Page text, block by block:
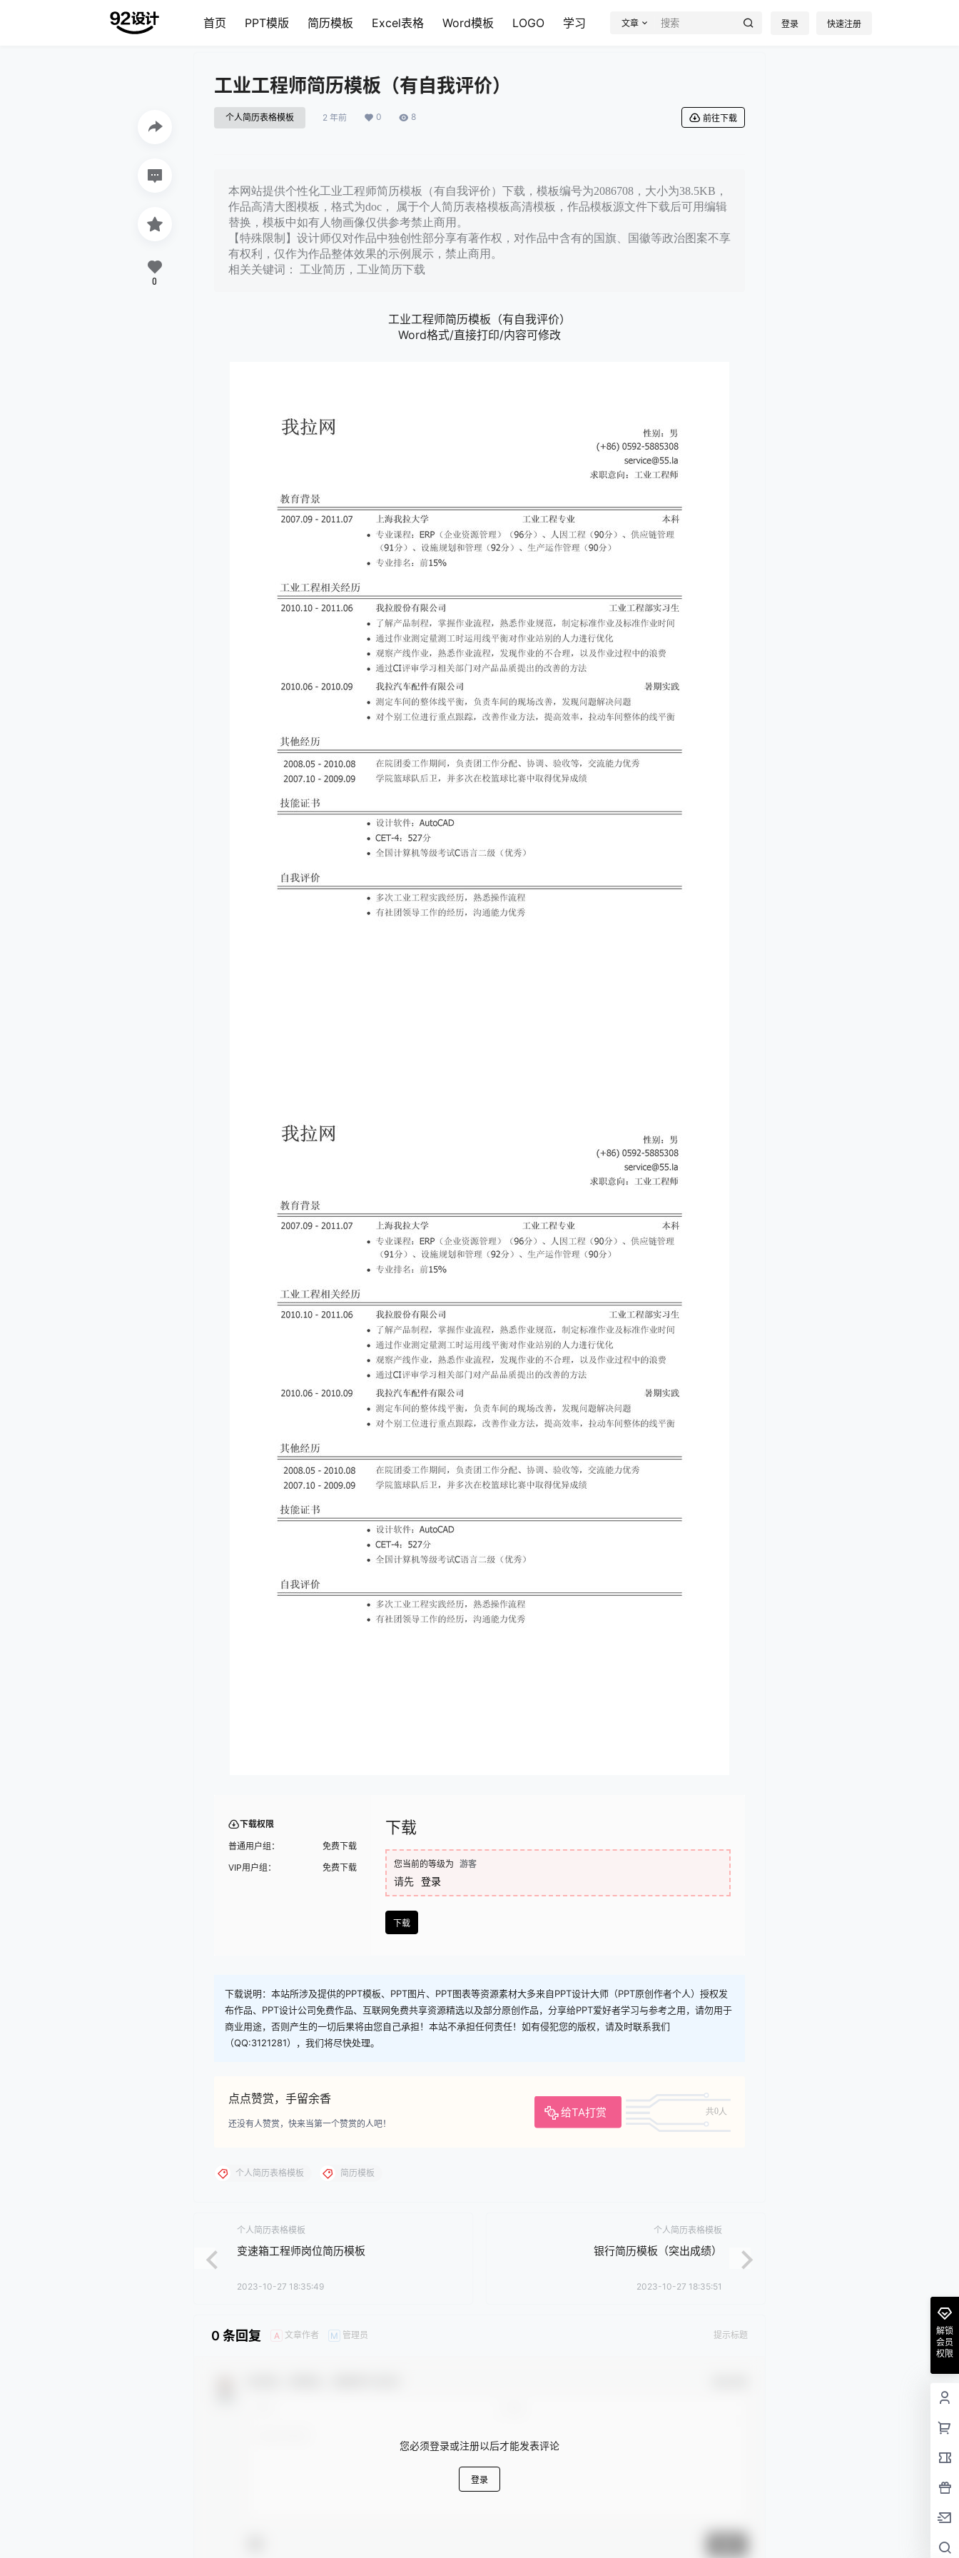
首页 PPT模版 简历模板 Excel表格 Word模板 LOGO 学习 文章 登录 快速注册
工业工程师简历模板（有自我评价）
个人简历表格模板 2 年前 0 8 前往下载
本网站提供个性化工业工程师简历模板（有自我评价）下载，模板编号为2086708，大小为38.5KB，
作品高清大图模板，格式为doc， 属于个人简历表格模板高清模板，作品模板源文件下载后可用编辑
替换，模板中如有人物画像仅供参考禁止商用。
【特殊限制】设计师仅对作品中独创性部分享有著作权，对作品中含有的国旗、国徽等政治图案不享
有权利，仅作为作品整体效果的示例展示，禁止商用。
相关关键词： 工业简历，工业简历下载
工业工程师简历模板（有自我评价）
Word格式/直接打印/内容可修改
下载权限
普通用户组：
免费下载
VIP用户组：
免费下载
下载
您当前的等级为 游客
请先 登录
下载
下载说明：本站所涉及提供的PPT模板、PPT图片、PPT图表等资源素材大多来自PPT设计大师（PPT原创作者个人）授权发
布作品、PPT设计公司免费作品、互联网免费共享资源精选以及部分原创作品，分享给PPT爱好者学习与参考之用，请勿用于
商业用途，否则产生的一切后果将由您自己承担！本站不承担任何责任！如有侵犯您的版权，请及时联系我们
（QQ:3121281），我们将尽快处理。
点点赞赏，手留余香
给TA打赏 共0人
还没有人赞赏，快来当第一个赞赏的人吧！
0
个人简历表格模板 简历模板
个人简历表格模板
变速箱工程师岗位简历模板
2023-10-27 18:35:49
个人简历表格模板
银行简历模板（突出成绩）
2023-10-27 18:35:51
0 条回复 A 文章作者 M 管理员 提示标题
您必须登录或注册以后才能发表评论
登录
解锁
会员
权限